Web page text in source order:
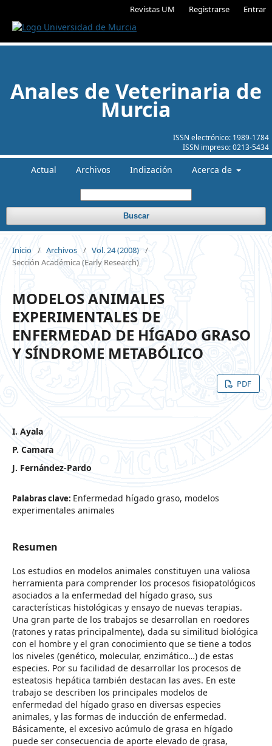
Revistas UM Registrarse Entrar
ISSN electrónico: 1989-1784
ISSN impreso:0213-5434
Anales de Veterinaria de
Murcia
Actual Archivos Indización Acerca de
Buscar
Inicio / Archivos / Vol. 24 (2008) /
Sección Académica (Early Research)
MODELOS ANIMALES
EXPERIMENTALES DE
ENFERMEDAD DE HÍGADO GRASO
Y SÍNDROME METABÓLICO
PDF
I. Ayala
P. Camara
J. Fernández-Pardo
Palabras clave: Enfermedad hígado graso, modelos
experimentales animales
Resumen
Los estudios en modelos animales constituyen una valiosa
herramienta para comprender los procesos fisiopatológicos
asociados a la enfermedad del hígado graso, sus
características histológicas y ensayo de nuevas terapias.
Una gran parte de los trabajos se desarrollan en roedores
(ratones y ratas principalmente), dada su similitud biológica
con el hombre y el gran conocimiento que se tiene a todos
los niveles (genético, molecular, enzimático…) de estas
especies. Por su facilidad de desarrollar los procesos de
esteatosis hepática también destacan las aves. En este
trabajo se describen los principales modelos de
enfermedad del hígado graso en diversas especies
animales, y las formas de inducción de enfermedad.
Básicamente, el excesivo acúmulo de grasa en hígado
puede ser consecuencia de aporte elevado de grasa,